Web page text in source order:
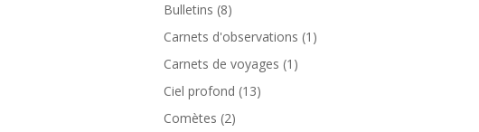
Bulletins (8)
Carnets d'observations (1)
Carnets de voyages (1)
Ciel profond (13)
Comètes (2)